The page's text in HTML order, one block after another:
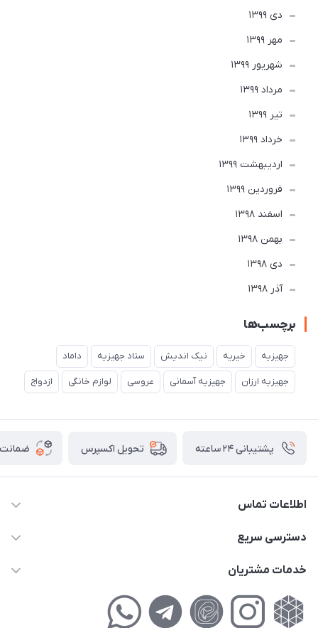
دی 1399
مهر 1399
شهریور 1399
مرداد 1399
تير 1399
خرداد 1399
ارديبهشت 1399
فروردین 1399
اسفند 1398
بهمن 1398
دی 1398
آذر 1398
برچسب‌ها
جهیزیه خیریه نیک اندیش ستاد جهیزیه داماد
جهیزیه ارزان جهیزیه آسمانی عروسی لوازم خانگی ازدواج
پشتیبانی ۲۴ ساعته تحویل اکسپرس ضمانت
اطلاعات تماس
02177111474
کوچه گلریز 4 غربی ، پلاک 13
دسترسی سریع
حساب کاربری
لیست محصولات
خدمات مشتریان
راهنمای‌خرید‌آنلاین
حریم خصوصی